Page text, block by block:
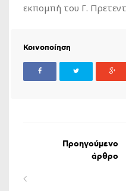
εκπομπή του Γ.
Κοινοποίηση
Προηγούμενο
άρθρο